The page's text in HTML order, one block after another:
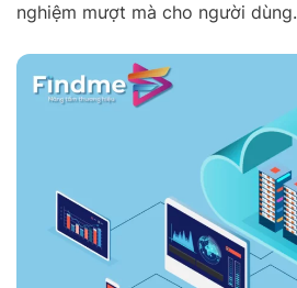
nghiệm mượt mà cho người dùng.